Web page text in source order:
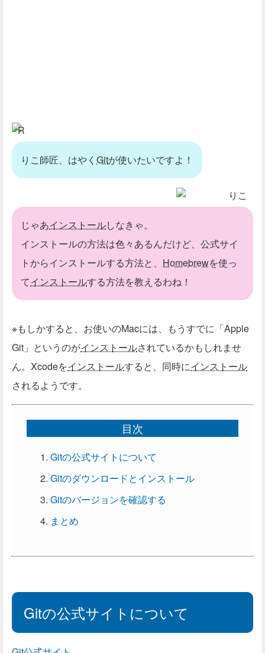
R
りこ師匠、はやく Gitが使いたいですよ！
りこ
じゃあインストールしなきゃ。
インストールの方法は色々あるんだけど、公式サイ
トからインストールする方法と、 Homebrewを使っ
てインストールする方法を教えるわね！
※もしかすると、お使いのMacには、もうすでに「Apple
Git」というのがインストールされているかもしれませ
ん。Xcodeをインストールすると、同時にインストール
されるようです。
目次
Gitの公式サイトについて
Gitのダウンロードとインストール
Gitのバージョンを確認する
まとめ
Gitの公式サイトについて